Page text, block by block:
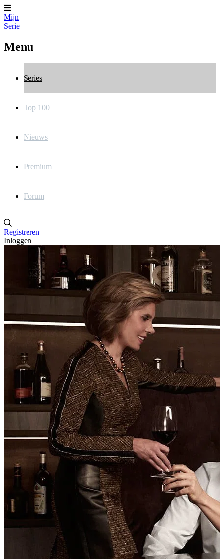
Mijn
Serie
Menu
Series
Top 100
Nieuws
Premium
Forum
Registreren
Inloggen